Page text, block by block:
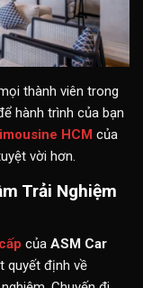
thành viên trong
hành trình của bạn
HCM của
vời hơn.
Trải Nghiệm
của ASM Car
quyết định về